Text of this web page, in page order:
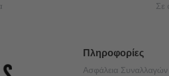
Σε
Πληροφορίες
Ασφάλεια Συναλλαγών